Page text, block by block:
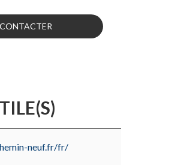
neuf.fr/fr/